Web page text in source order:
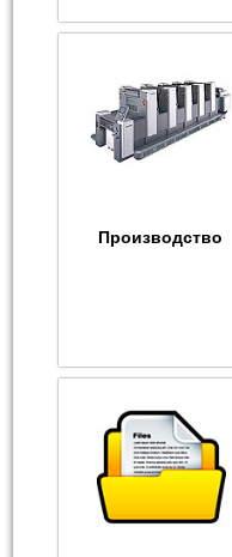
Производство